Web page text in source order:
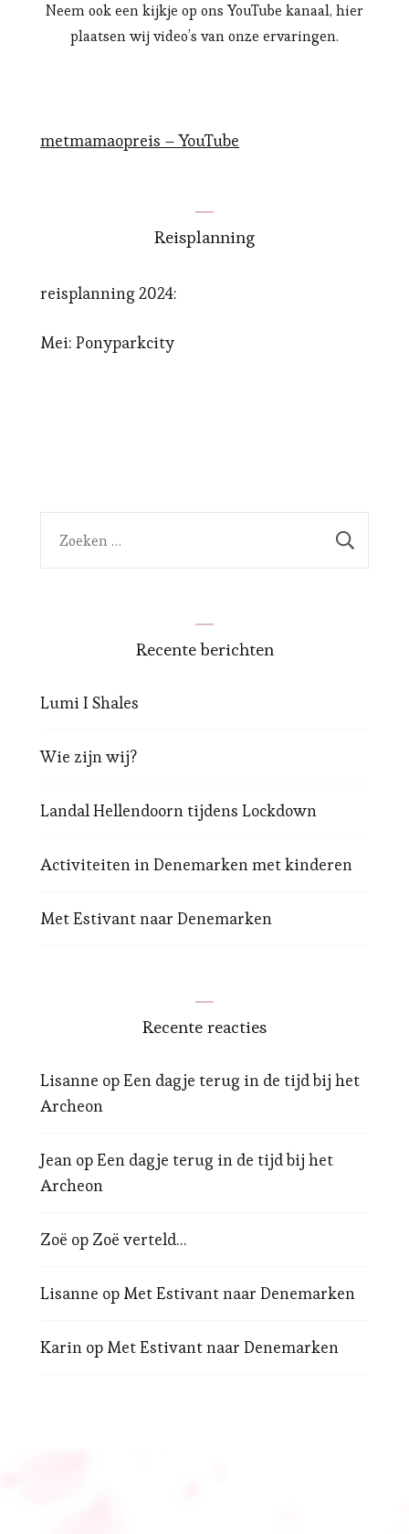
Neem ook een kijkje op ons YouTube kanaal, hier
plaatsen wij video’s van onze ervaringen.
metmamaopreis – YouTube
Reisplanning
reisplanning 2024:
Mei: Ponyparkcity
Recente berichten
Lumi I Shales
Wie zijn wij?
Landal Hellendoorn tijdens Lockdown
Activiteiten in Denemarken met kinderen
Met Estivant naar Denemarken
Recente reacties
Lisanne opEen dagje terug in de tijd bij het
Archeon
Jean opEen dagje terug in de tijd bij het
Archeon
Zoë op Zoë verteld…
Lisanne op Met Estivant naar Denemarken
Karin op Met Estivant naar Denemarken